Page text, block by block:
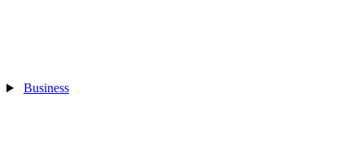
Business